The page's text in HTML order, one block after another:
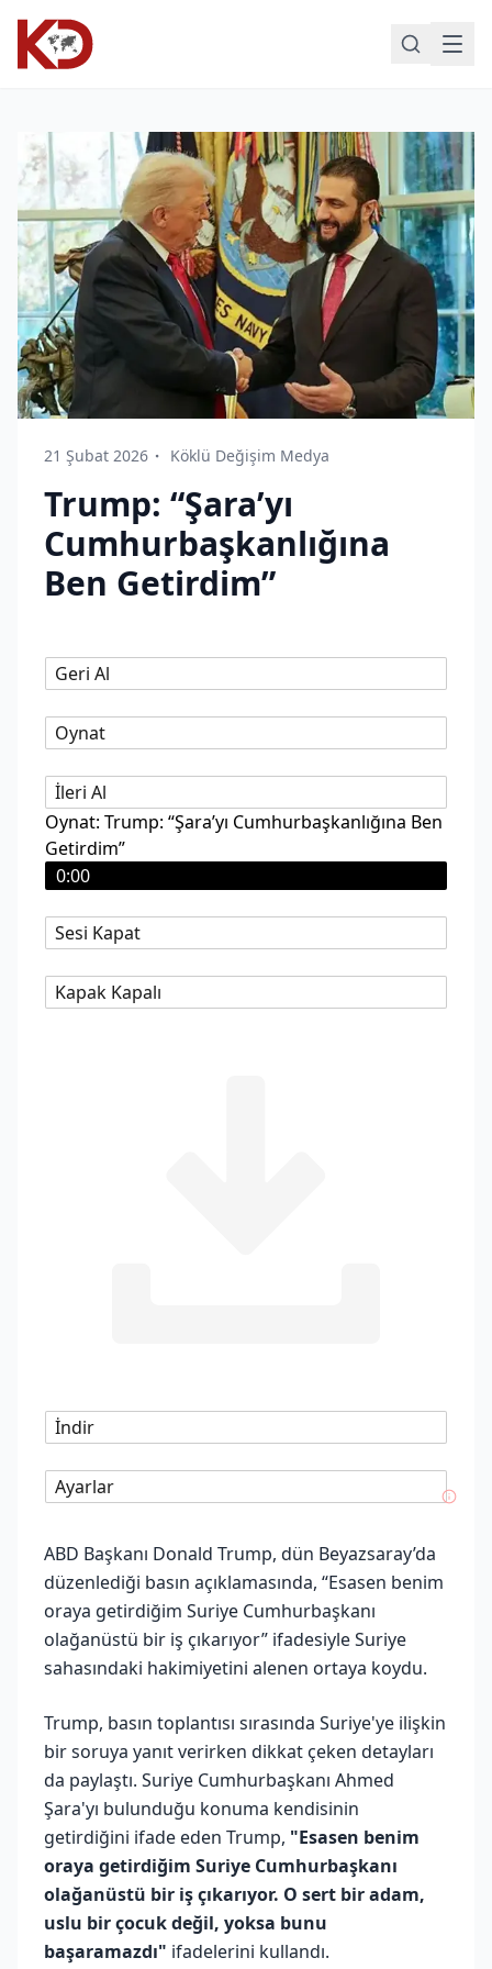
21 Şubat 2026 Köklü Değişim Medya
Trump: “Şara’yı
Cumhurbaşkanlığına
Ben Getirdim”
Geri Al
Oynat
İleri Al
Oynat: Trump: “Şara’yı Cumhurbaşkanlığına Ben
Getirdim”
0:00
Sesi Kapat
Kapak Kapalı
İndir
Ayarlar
ABD Başkanı Donald Trump, dün Beyazsaray’da
düzenlediği basın açıklamasında, “Esasen benim
oraya getirdiğim Suriye Cumhurbaşkanı
olağanüstü bir iş çıkarıyor” ifadesiyle Suriye
sahasındaki hakimiyetini alenen ortaya koydu.
Trump, basın toplantısı sırasında Suriye'ye ilişkin
bir soruya yanıt verirken dikkat çeken detayları
da paylaştı. Suriye Cumhurbaşkanı Ahmed
Şara'yı bulunduğu konuma kendisinin
getirdiğini ifade eden Trump, "Esasen benim
oraya getirdiğim Suriye Cumhurbaşkanı
olağanüstü bir iş çıkarıyor. O sert bir adam,
uslu bir çocuk değil, yoksa bunu
başaramazdı" ifadelerini kullandı.